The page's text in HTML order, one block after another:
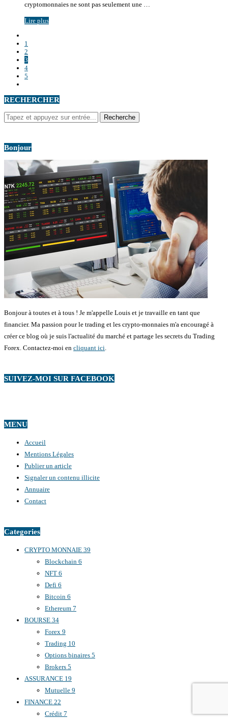
cryptomonnaies ne sont pas seulement une …
Lire plus
1
2
3
4
5
RECHERCHER
Bonjour
Bonjour à toutes et à tous ! Je m'appelle Louis et je travaille en tant que
financier. Ma passion pour le trading et les crypto-monnaies m'a encouragé à
créer ce blog où je suis l'actualité du marché et partage les secrets du Trading
Forex. Contactez-moi en cliquant ici.
SUIVEZ-MOI SUR FACEBOOK
MENU
Accueil
Mentions Légales
Publier un article
Signaler un contenu illicite
Annuaire
Contact
Categories
CRYPTO MONNAIE 39
Blockchain 6
NFT 6
Defi 6
Bitcoin 6
Ethereum 7
BOURSE 34
Forex 9
Trading 10
Options binaires 5
Brokers 5
ASSURANCE 19
Mutuelle 9
FINANCE 22
Crédit 7